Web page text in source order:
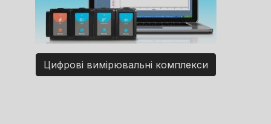
Цифрові вимірювальні комплекси